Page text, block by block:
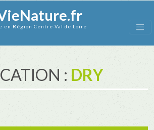
en Région Centre-Val de Loire
: DRY